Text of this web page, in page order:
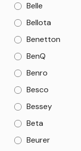
Belle
Bellota
Benetton
BenQ
Benro
Besco
Bessey
Beta
Beurer